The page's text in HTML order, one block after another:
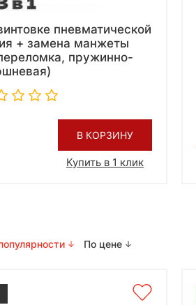
пневматической
+ замена манжеты
пружинно-
В КОРЗИНУ
Купить в 1 клик
По цене